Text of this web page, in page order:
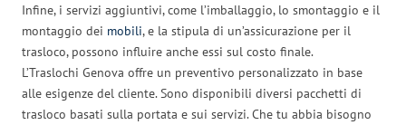
Infine, i servizi aggiuntivi, come l’imballaggio, lo smontaggio e il
montaggio dei mobili, e la stipula di un’assicurazione per il
trasloco, possono influire anche essi sul costo finale.
L’Traslochi Genova offre un preventivo personalizzato in base
alle esigenze del cliente. Sono disponibili diversi pacchetti di
trasloco basati sulla portata e sui servizi. Che tu abbia bisogno